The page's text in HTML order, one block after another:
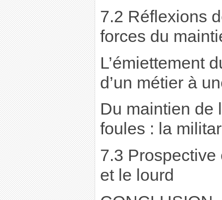
7.2 Réflexions
forces du
L’émiettement
d’un métier à
Du maintien de
foules : la
7.3 Prospective
et le lourd